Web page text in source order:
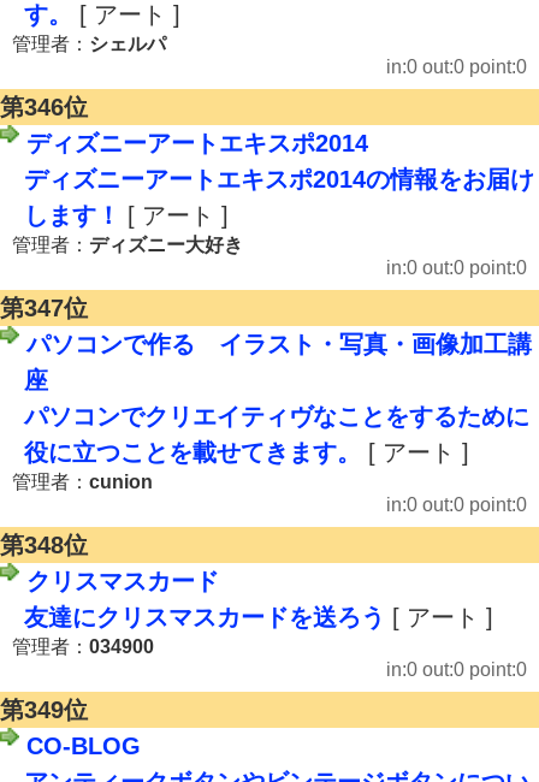
す。
[ アート ]
管理者： シェルパ
in:0 out:0 point:0
第346位
ディズニーアートエキスポ2014
ディズニーアートエキスポ2014の情報をお届け
します！
[ アート ]
管理者： ディズニー大好き
in:0 out:0 point:0
第347位
パソコンで作る イラスト・写真・画像加工講
座
パソコンでクリエイティヴなことをするために
役に立つことを載せてきます。
[ アート ]
管理者： cunion
in:0 out:0 point:0
第348位
クリスマスカード
友達にクリスマスカードを送ろう [ アート ]
管理者： 034900
in:0 out:0 point:0
第349位
CO-BLOG